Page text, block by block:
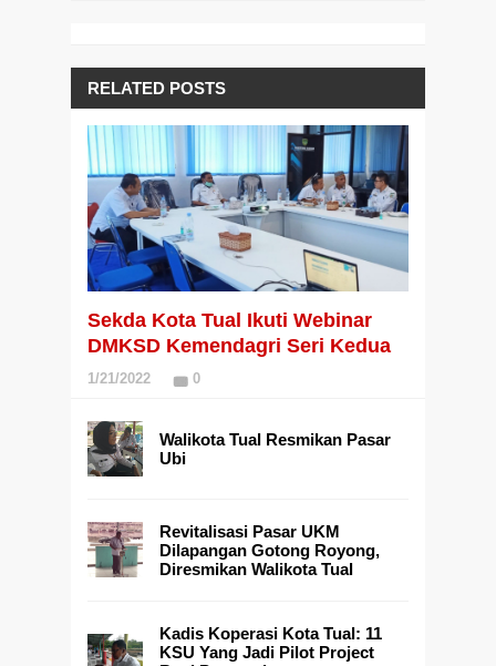
RELATED POSTS
Sekda Kota Tual Ikuti Webinar
DMKSD Kemendagri Seri Kedua
1/21/2022 0
Walikota Tual Resmikan Pasar
Ubi
Revitalisasi Pasar UKM
Dilapangan Gotong Royong,
Diresmikan Walikota Tual
Kadis Koperasi Kota Tual: 11
KSU Yang Jadi Pilot Project